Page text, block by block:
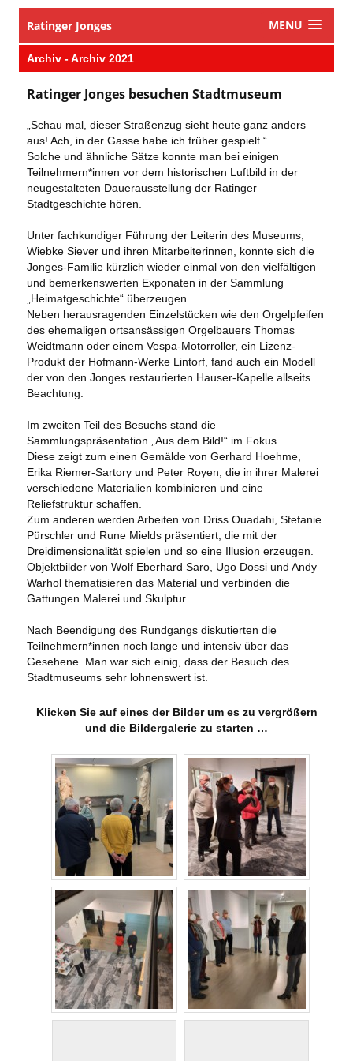
Ratinger Jonges MENU
Archiv - Archiv 2021
Ratinger Jonges besuchen Stadtmuseum
„Schau mal, dieser Straßenzug sieht heute ganz anders
aus! Ach, in der Gasse habe ich früher gespielt.“
Solche und ähnliche Sätze konnte man bei einigen
Teilnehmern*innen vor dem historischen Luftbild in der
neugestalteten Dauerausstellung der Ratinger
Stadtgeschichte hören.
Unter fachkundiger Führung der Leiterin des Museums,
Wiebke Siever und ihren Mitarbeiterinnen, konnte sich die
Jonges-Familie kürzlich wieder einmal von den vielfältigen
und bemerkenswerten Exponaten in der Sammlung
„Heimatgeschichte“ überzeugen.
Neben herausragenden Einzelstücken wie den Orgelpfeifen
des ehemaligen ortsansässigen Orgelbauers Thomas
Weidtmann oder einem Vespa-Motorroller, ein Lizenz-
Produkt der Hofmann-Werke Lintorf, fand auch ein Modell
der von den Jonges restaurierten Hauser-Kapelle allseits
Beachtung.
Im zweiten Teil des Besuchs stand die
Sammlungspräsentation „Aus dem Bild!“ im Fokus.
Diese zeigt zum einen Gemälde von Gerhard Hoehme,
Erika Riemer-Sartory und Peter Royen, die in ihrer Malerei
verschiedene Materialien kombinieren und eine
Reliefstruktur schaffen.
Zum anderen werden Arbeiten von Driss Ouadahi, Stefanie
Pürschler und Rune Mields präsentiert, die mit der
Dreidimensionalität spielen und so eine Illusion erzeugen.
Objektbilder von Wolf Eberhard Saro, Ugo Dossi und Andy
Warhol thematisieren das Material und verbinden die
Gattungen Malerei und Skulptur.
Nach Beendigung des Rundgangs diskutierten die
Teilnehmern*innen noch lange und intensiv über das
Gesehene. Man war sich einig, dass der Besuch des
Stadtmuseums sehr lohnenswert ist.
Klicken Sie auf eines der Bilder um es zu vergrößern
und die Bildergalerie zu starten …